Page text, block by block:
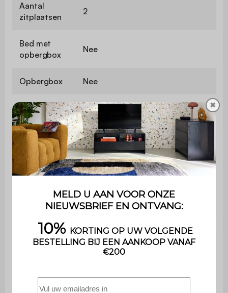
Aantal
zitplaatsen
2
Bed met
opbergbox
Nee
Opbergbox Nee
Aantal
latten
24
Bevat hout Ja
gebruik
Garantie 2 jaar
De montage is heel eenvoudig,
✖